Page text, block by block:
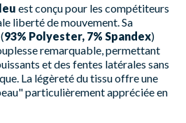
est conçu pour les compétiteurs
liberté de mouvement. Sa
93% Polyester, 7% Spandex)
remarquable, permettant
et des fentes latérales sans
La légèreté du tissu offre une
particulièrement appréciée en